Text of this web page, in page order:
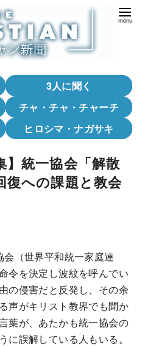
3人に聞く
チャ・チャ・チャーチ
ヒロシマ・ナガサキ
】統一協会「解散
への課題と教会
（世界平和統一家庭連
令を決定し波紋を呼んでい
の侵害だと反発し、その余
声がキリスト教界でも聞か
葉が、あたかも統一協会の
に誤解している人もいる。